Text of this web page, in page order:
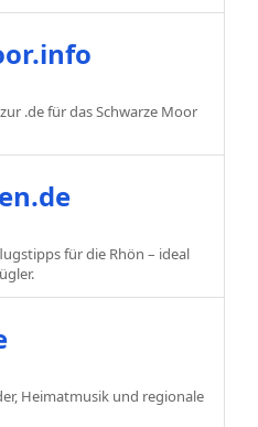
.de für das Schwarze Moor
für die Rhön – ideal
Heimatmusik und regionale